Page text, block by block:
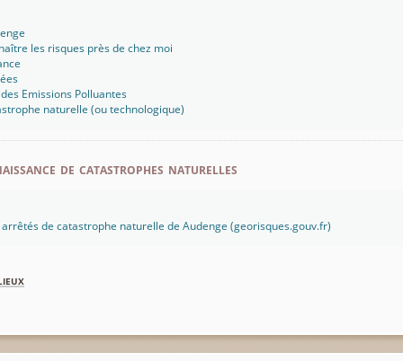
les risques près de chez moi
Emissions Polluantes
naturelle (ou technologique)
de catastrophes naturelles
de catastrophe naturelle de Audenge (georisques.gouv.fr)